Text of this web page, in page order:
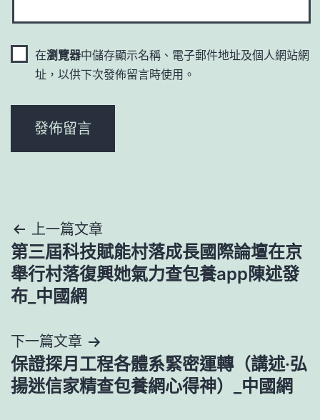
在瀏覽器中儲存顯示名稱、電子郵件地址及個人網站網
址，以供下次發佈留言時使用。
文
章
導
覽
上一篇文章
第三屆科技賦能村落成長國際論壇在京
舉行村落復興她氣力查包養app陳述發
布_中國網
下一篇文章
保證探月工程各體系緊密運轉（講述·弘
揚迷信家精查包養網心得神）_中國網